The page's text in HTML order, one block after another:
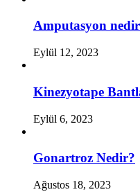
Amputasyon
Eylül 12, 2023
Kinezyotape
Eylül 6, 2023
Gonartroz Nedir?
Ağustos 18, 2023